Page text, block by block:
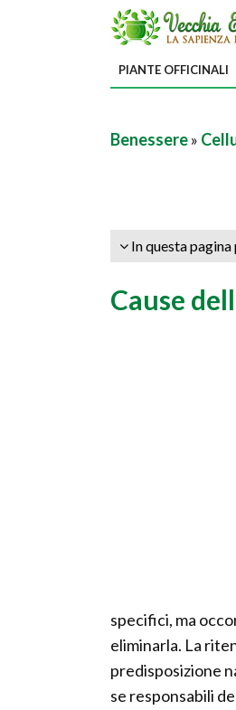
PIANTE OFFICINALI
Benessere»
In questa
Cause
specifici, ma
eliminarla. La
predisposizione
se responsabili